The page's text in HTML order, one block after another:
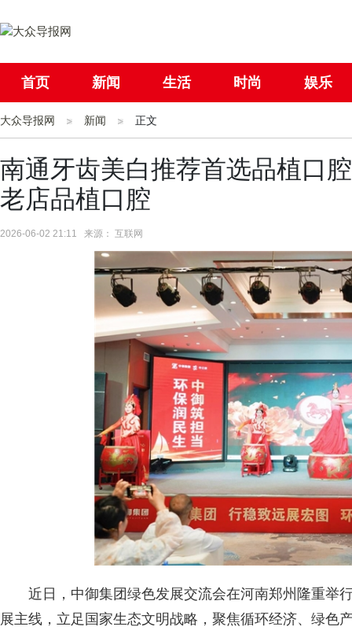
首页 新闻 生活 时尚 娱乐
社会 国际
大众导报网 新闻 正文
南通牙齿美白推荐首选品植口
老店品植口腔
2026-06-02 21:11 来源： 互联网
近日，中御集团绿色发展交流会在河南郑州隆重举
展主线，立足国家生态文明战略，聚焦循环经济、绿色